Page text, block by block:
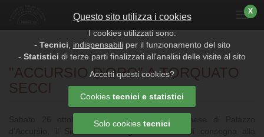
Menu
"ACCURSIO D'ORO" A TORQUATO
SECCI
Sabato 26 ottobre 1996, nella cappella farnese di Palazzo
d'Accursio, il Sindaco di bologna Walter Vitali consegna alla
X
Questo sito utilizza i cookies
I cookies utilizzati sono:
- Tecnici indispensabiliper il funzionamento del sito
- Statistici di terze parti finalizzati all'analisi delle visite al sito
Accetti questi cookies?
Cookies tecnici e statistici
Solo cookies tecnici